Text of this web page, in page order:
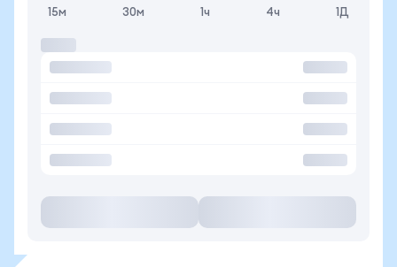
15м 30м 1ч 4ч 1Д